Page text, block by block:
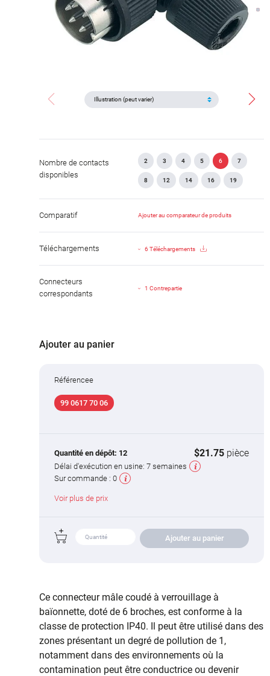
Nombre de contacts
disponibles
2 3 4 5 6 7
8 12 14 16 19
Comparatif Ajouter au comparateur de produits
Téléchargements 6 Téléchargements
Connecteurs
correspondants
1 Contrepartie
Ajouter au panier
Référencee
99 0617 70 06
Quantité en dépôt: 12 $21.75 pièce
Délai d'exécution en usine: 7 semaines
Sur commande : 0
Voir plus de prix
Ajouter au panier
Ce connecteur mâle coudé à verrouillage à
baïonnette, doté de 6 broches, est conforme à la
classe de protection IP40. Il peut être utilisé dans des
zones présentant un degré de pollution de 1,
notamment dans des environnements où la
contamination peut être conductrice ou devenir